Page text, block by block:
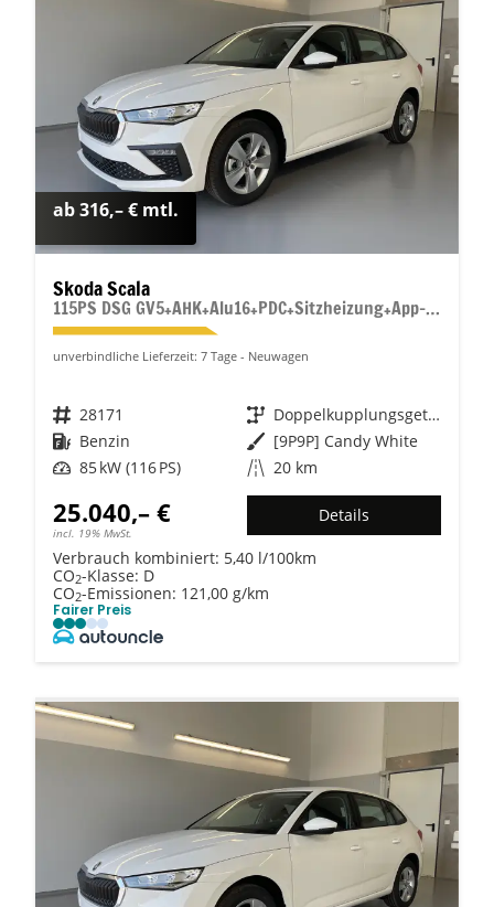
ab 316,– € mtl.
Skoda Scala
115PS DSG GV5+AHK+Alu16+PDC+Sitzheizung+App-Connect
unverbindliche Lieferzeit: 7 Tage Neuwagen
Fahrzeugnr. 28171 Getriebe
Doppelkupplungsgetriebe (DSG)
Kraftstoff Benzin Außenfarbe [9P9P] Candy White
Leistung 85 kW (116 PS) Kilometerstand 20 km
25.040,– €
incl. 19% MwSt.
Details
Verbrauch kombiniert: 5,40 l/100km
CO2-Klasse: D
CO2-Emissionen: 121,00 g/km
Fairer Preis